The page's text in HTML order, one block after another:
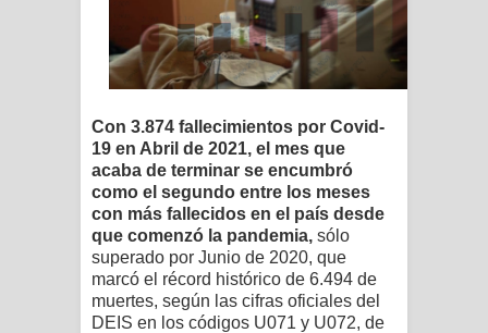
Con 3.874 fallecimientos por Covid-
19 en Abril de 2021, el mes que
acaba de terminar se encumbró
como el segundo entre los meses
con más fallecidos en el país desde
que comenzó la pandemia, sólo
superado por Junio de 2020, que
marcó el récord histórico de 6.494 de
muertes, según las cifras oficiales del
DEIS en los códigos U071 y U072, de